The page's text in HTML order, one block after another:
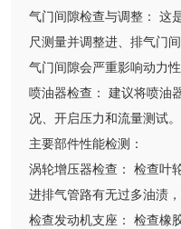
气门间隙检查与调整： 这
尺测量并调整进、排气门
气门间隙会严重影响动力性
喷油器检查： 建议将喷油
况、开启压力和流量测试
主要部件性能检测：
涡轮增压器检查： 检查叶
进排气管路有无过多油渍
检查发动机支座： 检查橡